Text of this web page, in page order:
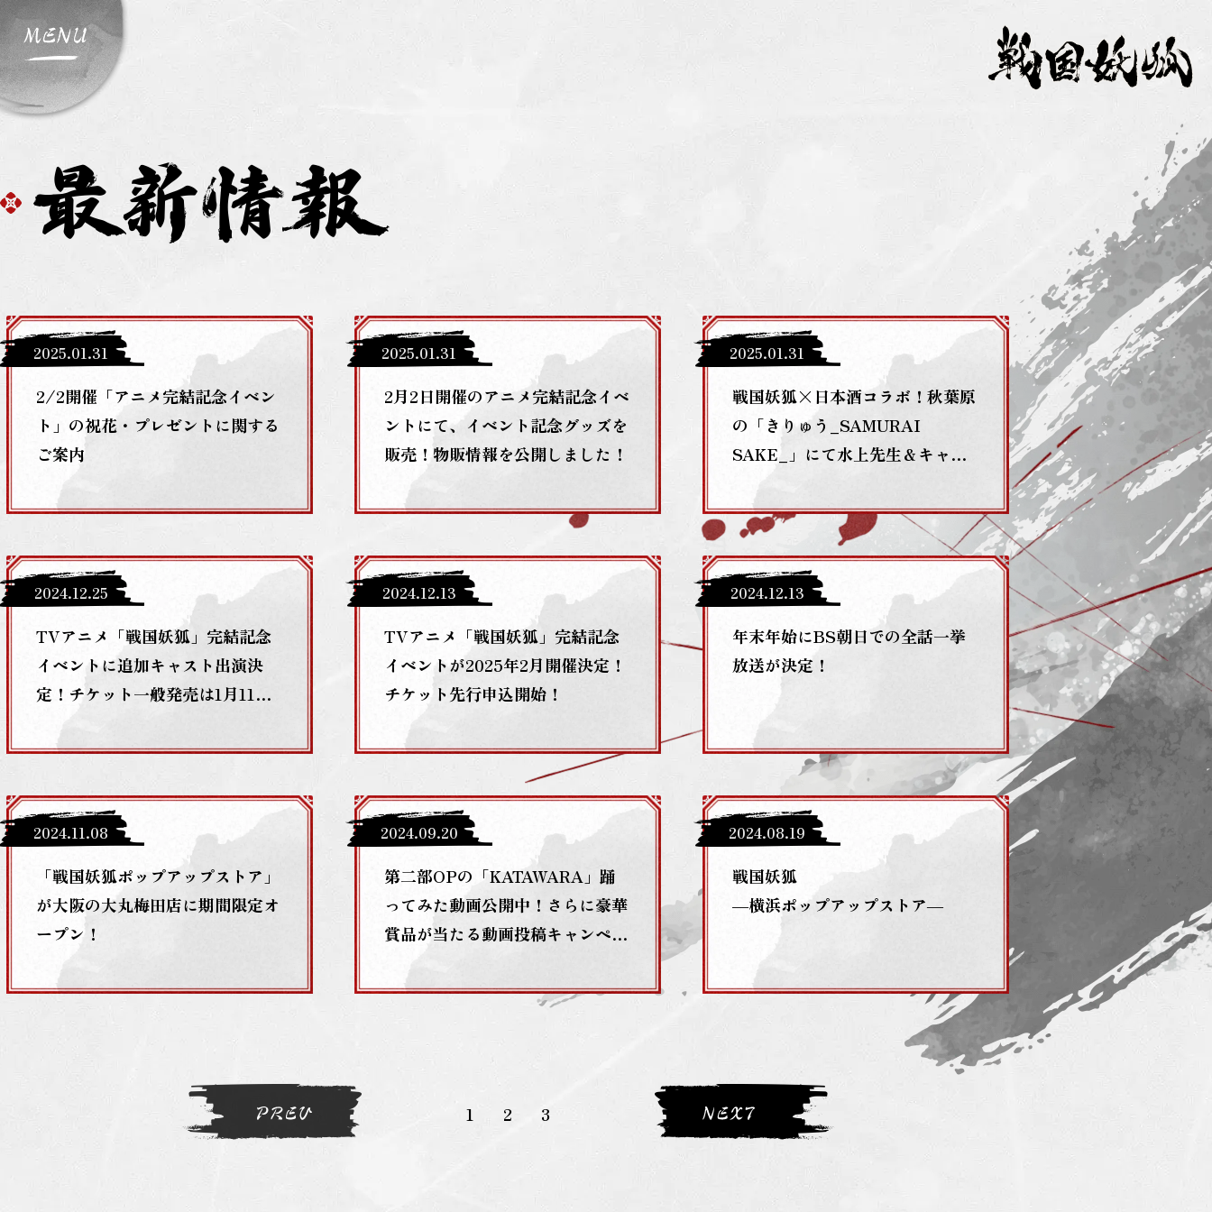
サ
イ
ト
メ
ニ
ュ
閉
2025.01.31
2/2開催「アニメ完結記念イベン
ト」の祝花・プレゼントに関する
ご案内
2025.01.31
2月2日開催のアニメ完結記念イベ
ントにて、イベント記念グッズを
販売！物販情報を公開しました！
2025.01.31
戦国妖狐×日本酒コラボ！秋葉原
の「きりゅう_SAMURAI
SAKE_」にて水上先生＆キャス
2024.12.25
TVアニメ「戦国妖狐」完結記念
イベントに追加キャスト出演決
定！チケット一般発売は1月11日
2024.12.13
TVアニメ「戦国妖狐」完結記念
イベントが2025年2月開催決定！
チケット先行申込開始！
2024.12.13
年末年始にBS朝日での全話一挙
放送が決定！
2024.11.08
「戦国妖狐ポップアップストア」
が大阪の大丸梅田店に期間限定オ
ープン！
2024.09.20
第二部OPの「KATAWARA」踊
ってみた動画公開中！さらに豪華
賞品が当たる動画投稿キャンペー
2024.08.19
戦国妖狐
―横浜ポップアップストア―
1 2 3